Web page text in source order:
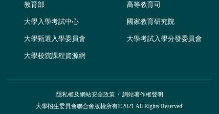
教育部 高等教育司
大學入學考試中心 國家教育研究院
大學甄選入學委員會 大學考試入學分發委員會
大學校院課程資源網
隱私權及網站安全政策/ 網站著作權聲明
大學招生委員會聯合會版權所有©2021 All Rights Reserved.